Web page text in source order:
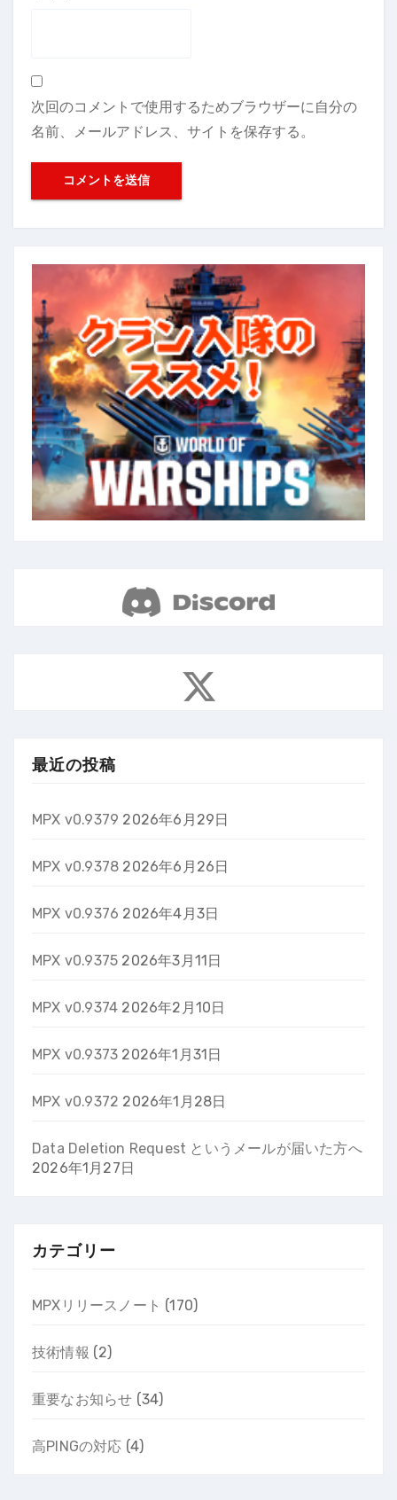
次回のコメントで使用するためブラウザーに自分の
名前、メールアドレス、サイトを保存する。
最近の投稿
MPX v0.9379 2026年6月29日
MPX v0.9378 2026年6月26日
MPX v0.9376 2026年4月3日
MPX v0.9375 2026年3月11日
MPX v0.9374 2026年2月10日
MPX v0.9373 2026年1月31日
MPX v0.9372 2026年1月28日
Data Deletion Request というメールが届いた方へ
2026年1月27日
カテゴリー
MPXリリースノート (170)
技術情報 (2)
重要なお知らせ (34)
高PINGの対応 (4)